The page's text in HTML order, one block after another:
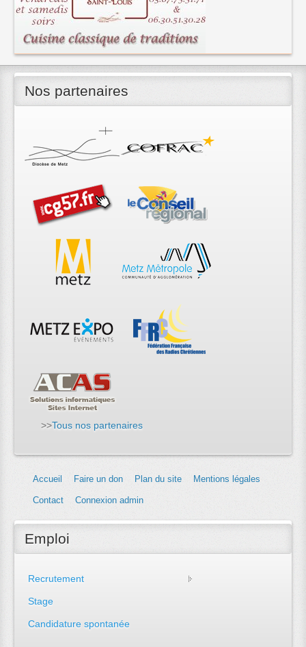
Nos partenaires
>>Tous nos partenaires
Accueil Faire un don Plan du site Mentions légales
Contact Connexion admin
Emploi
Recrutement
Stage
Candidature spontanée